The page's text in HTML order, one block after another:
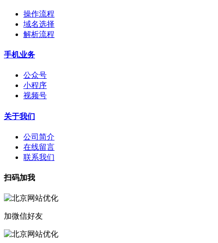
操作流程
域名选择
解析流程
手机业务
公众号
小程序
视频号
关于我们
公司简介
在线留言
联系我们
扫码加我
加微信好友